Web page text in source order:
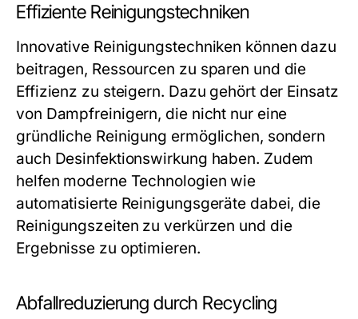
Effiziente Reinigungstechniken
Innovative Reinigungstechniken können dazu
beitragen, Ressourcen zu sparen und die
Effizienz zu steigern. Dazu gehört der Einsatz
von Dampfreinigern, die nicht nur eine
gründliche Reinigung ermöglichen, sondern
auch Desinfektionswirkung haben. Zudem
helfen moderne Technologien wie
automatisierte Reinigungsgeräte dabei, die
Reinigungszeiten zu verkürzen und die
Ergebnisse zu optimieren.
Abfallreduzierung durch Recycling